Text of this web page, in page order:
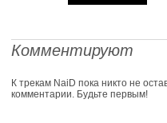
Комментируют
К трекам NaiD пока никто не
комментарии. Будьте первым!